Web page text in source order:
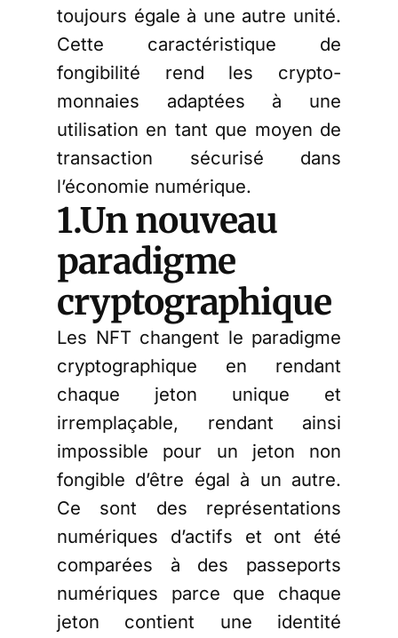
toujours égale à une autre unité.
Cette caractéristique de
fongibilité rend les crypto-
monnaies adaptées à une
utilisation en tant que moyen de
transaction sécurisé dans
l’économie numérique.
1.Un nouveau
paradigme
cryptographique
Les NFT changent le paradigme
cryptographique en rendant
chaque jeton unique et
irremplaçable, rendant ainsi
impossible pour un jeton non
fongible d’être égal à un autre.
Ce sont des représentations
numériques d’actifs et ont été
comparées à des passeports
numériques parce que chaque
jeton contient une identité